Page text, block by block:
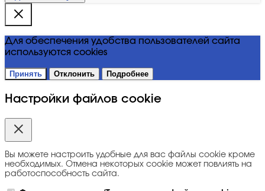
Для обеспечения удобства пользователей сайта
используются cookies
Принять Отклонить Подробнее
Настройки файлов cookie
Вы можете настроить удобные для вас файлы cookie кроме
необходимых. Отмена некоторых cookie может повлиять на
работоспособность сайта.